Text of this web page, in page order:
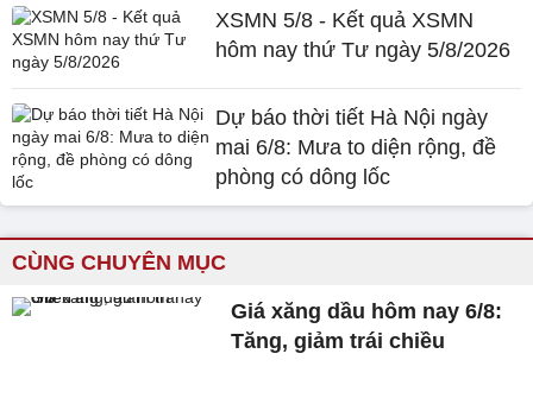
XSMN 5/8 - Kết quả XSMN
hôm nay thứ Tư ngày 5/8/2026
Dự báo thời tiết Hà Nội ngày
mai 6/8: Mưa to diện rộng, đề
phòng có dông lốc
CÙNG CHUYÊN MỤC
Giá xăng dầu hôm nay 6/8:
Tăng, giảm trái chiều